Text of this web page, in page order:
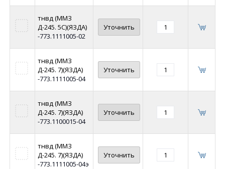
тнвд (ММЗ
Д-245. 5С)(ЯЗДА)
-773.1111005-02
Уточнить
тнвд (ММЗ
Д-245. 7)(ЯЗДА)
-773.1111005-04
Уточнить
тнвд (ММЗ
Д-245. 7)(ЯЗДА)
-773.1100015-04
Уточнить
тнвд (ММЗ
Д-245. 7)(ЯЗДА)
-773.1111005-04э
Уточнить